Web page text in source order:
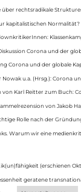
über rechtsradikale
kapitalistischen
Corona und der
Corona und der globale
Nowak u.a. (Hrsg.): Corona
von Karl Reitter zum Buch:
von Jakob
Rolle nach der
Warum wir eine
(erschienen
geratene